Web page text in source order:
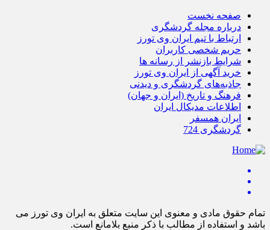
صفحه نخست
درباره مجله گردشگری
ارتباط با تیم ایران وی تورز
حریم شخصی کاربران
شرایط بازنشر از رسانه ها
خرید آگهی از ایران وی تورز
جاذبه‌های گردشگری و دیدنی
فرهنگ و تاریخ (ایران و جهان)
اطلاعات مدیکال ایران
ایران همسفر
گردشگری 724
تمام حقوق مادی و معنوی این سایت متعلق به ایران وی تورز می
باشد و استفاده از مطالب با ذکر منبع بلامانع است.